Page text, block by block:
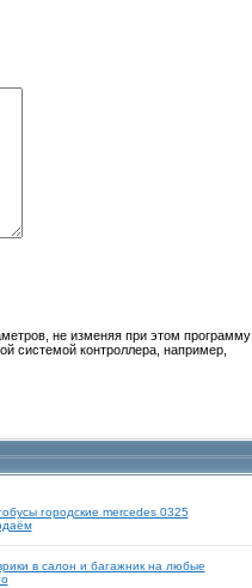
не изменяя при этом программу
системой контроллера, например,
городские mercedes 0325
в салон и багажник на любые